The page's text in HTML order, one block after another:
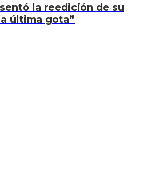
la reedición de su
última gota”